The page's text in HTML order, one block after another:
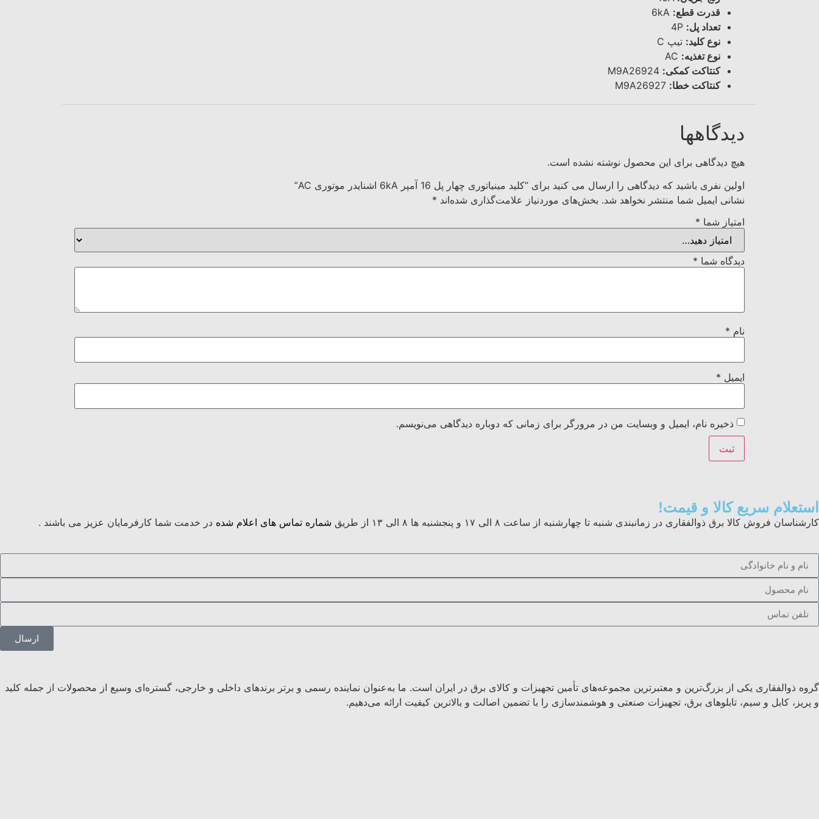
قدرت قطع:
تعداد پل:
نوع کلید: تیپ C
نوع تغذیه:
کنتاکت کمکی:
کنتاکت خطا:
دیدگاهها
هیچ دیدگاهی برای این محصول نوشته نشده است.
اولین نفری باشید که دیدگاهی را ارسال می کنید برای “کلید مينياتوری چهار پل 16 آمپر 6kA اشنایدر موتوری AC”
نشانی ایمیل شما منتشر نخواهد شد. بخش‌های موردنیاز علامت‌گذاری شده‌اند *
امتیاز شما *
دیدگاه شما *
نام *
ایمیل *
ذخیره نام، ایمیل و وبسایت من در مرورگر برای زمانی که دوباره دیدگاهی می‌نویسم.
استعلام سریع کالا و قیمت!
کارشناسان فروش کالا برق ذوالفقاری در زمانبندی شنبه تا چهارشنبه از ساعت ۸ الی ۱۷ و پنجشنبه ها ۸ الی ۱۳ از طریق شماره تماس های اعلام شده در خدمت شما کارفرمایان عزیز می باشند .
ارسال
گروه ذوالفقاری یکی از بزرگ‌ترین و معتبرترین مجموعه‌های تأمین تجهیزات و کالای برق در ایران است. ما به‌عنوان نماینده رسمی و برتر برندهای داخلی و خارجی، گستره‌ای وسیع از محصولات از جمله کلید
و پریز، کابل و سیم، تابلوهای برق، تجهیزات صنعتی و هوشمندسازی را با تضمین اصالت و بالاترین کیفیت ارائه می‌دهیم.